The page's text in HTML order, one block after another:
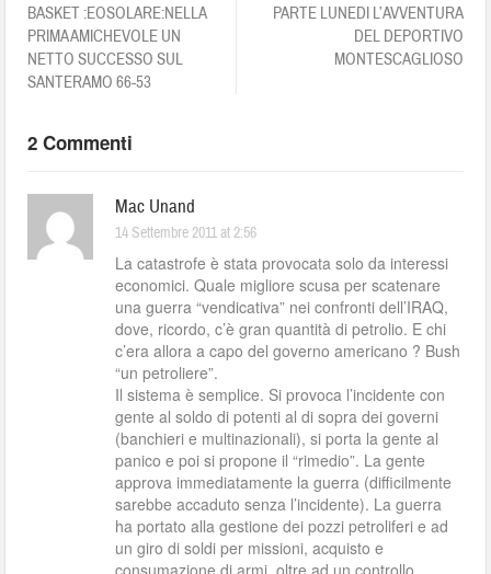
BASKET :EOSOLARE:NELLA
PRIMA AMICHEVOLE UN
NETTO SUCCESSO SUL
SANTERAMO 66-53
PARTE LUNEDI L’AVVENTURA
DEL DEPORTIVO
MONTESCAGLIOSO
2 Commenti
Mac Unand
14 Settembre 2011 at 2:56
La catastrofe è stata provocata solo da interessi
economici. Quale migliore scusa per scatenare
una guerra “vendicativa” nei confronti dell’IRAQ,
dove, ricordo, c’è gran quantità di petrolio. E chi
c’era allora a capo del governo americano ? Bush
“un petroliere”.
Il sistema è semplice. Si provoca l’incidente con
gente al soldo di potenti al di sopra dei governi
(banchieri e multinazionali), si porta la gente al
panico e poi si propone il “rimedio”. La gente
approva immediatamente la guerra (difficilmente
sarebbe accaduto senza l’incidente). La guerra
ha portato alla gestione dei pozzi petroliferi e ad
un giro di soldi per missioni, acquisto e
consumazione di armi, oltre ad un controllo